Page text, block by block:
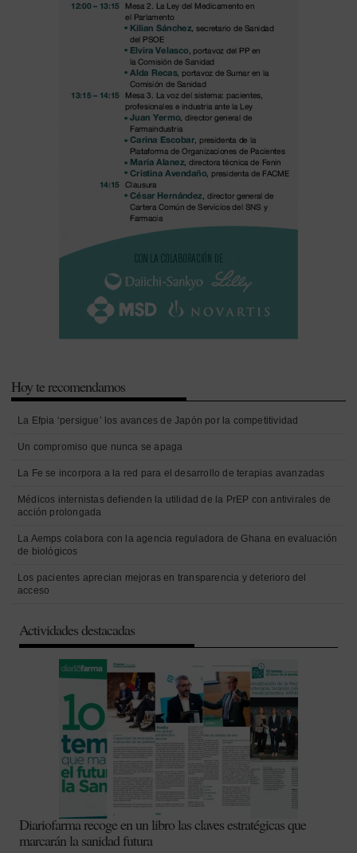
Hoy te recomendamos
La Efpia ‘persigue’ los avances de Japón por la competitividad
Un compromiso que nunca se apaga
La Fe se incorpora a la red para el desarrollo de terapias avanzadas
Médicos internistas defienden la utilidad de la PrEP con antivirales de
acción prolongada
La Aemps colabora con la agencia reguladora de Ghana en evaluación
de biológicos
Los pacientes aprecian mejoras en transparencia y deterioro del
acceso
Actividades destacadas
Diariofarma recoge en un libro las claves estratégicas que
marcarán la sanidad futura